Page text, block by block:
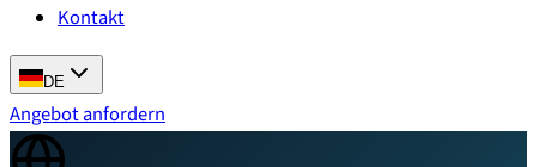
Kontakt
DE
Angebot anfordern